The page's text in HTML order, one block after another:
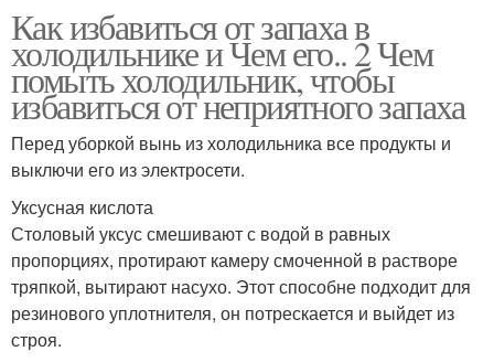
Как избавиться от запаха в
холодильнике и Чем его.. 2 Чем
помыть холодильник, чтобы
избавиться от неприятного запаха
Перед уборкой вынь из холодильника все продукты и
выключи его из электросети.
Уксусная кислота
Столовый уксус смешивают с водой в равных
пропорциях, протирают камеру смоченной в растворе
тряпкой, вытирают насухо. Этот способне подходит для
резинового уплотнителя, он потрескается и выйдет из
строя.